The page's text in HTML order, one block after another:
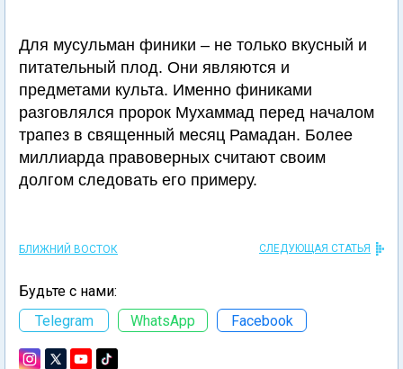
Для мусульман финики – не только вкусный и
питательный плод. Они являются и
предметами культа. Именно финиками
разговлялся пророк Мухаммад перед началом
трапез в священный месяц Рамадан. Более
миллиарда правоверных считают своим
долгом следовать его примеру.
БЛИЖНИЙ ВОСТОК СЛЕДУЮЩАЯ СТАТЬЯ
Будьте с нами:
Telegram
WhatsApp Facebook